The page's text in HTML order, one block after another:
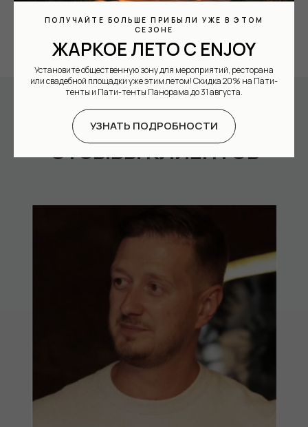
ОТЗЫВЫ КЛИЕНТОВ
ПОЛУЧАЙТЕ БОЛЬШЕ ПРИБЫЛИ УЖЕ В ЭТОМ
СЕЗОНЕ
ЖАРКОЕ ЛЕТО С ENJOY
Установите общественную зону для мероприятий, ресторана
или свадебной площадки уже этим летом! Скидка 20% на Пати-
тенты и Пати-тенты Панорама до 31 августа.
УЗНАТЬ ПОДРОБНОСТИ